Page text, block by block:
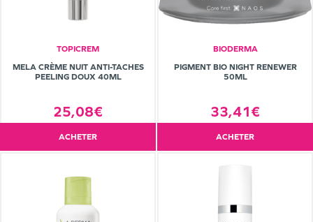
TOPICREM
MELA CRÈME NUIT ANTI-TACHES
PEELING DOUX 40ML
25,08€
ACHETER
BIODERMA
PIGMENT BIO NIGHT RENEWER
50ML
33,41€
ACHETER